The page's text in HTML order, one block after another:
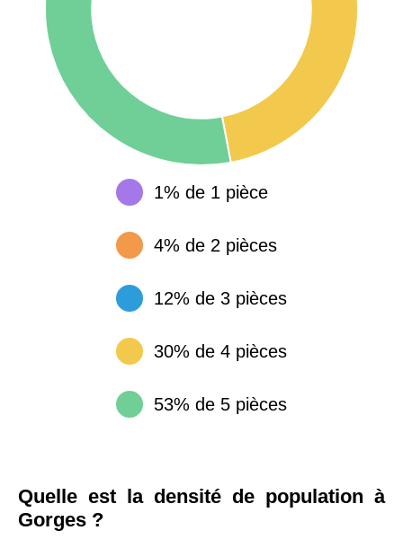
83000 - Toulon
38000 -Grenoble 3 382 €
1% de 1 pièce
4% de 2 pièces
12% de 3 pièces
30% de 4 pièces
53% de 5 pièces
Quelle est la densité de population à
Gorges ?